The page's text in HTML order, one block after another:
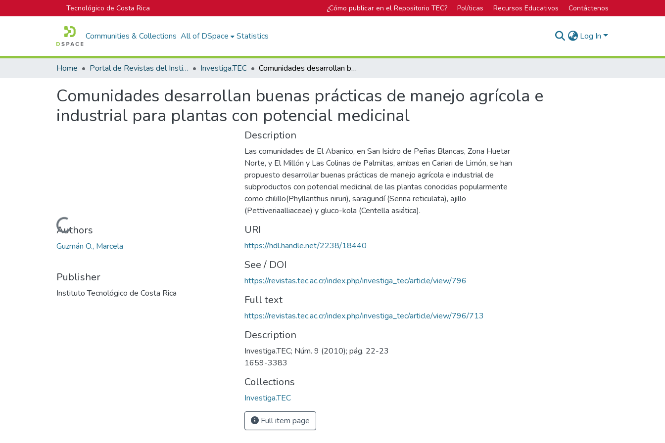
Tecnológico de Costa Rica ¿Cómo publicar en el Repositorio TEC? Políticas Recursos Educativos Contáctenos
Communities & Collections All of DSpace Statistics Log In
Home Portal de Revistas del Instituto Tecnológico de Costa Rica Investiga.TEC Comunidades desarrollan buenas prácticas de manejo agrícola e industrial para plantas con potencial medicinal
Comunidades desarrollan buenas prácticas de manejo agrícola e
industrial para plantas con potencial medicinal
Loading...
Authors
Guzmán O., Marcela
Publisher
Instituto Tecnológico de Costa Rica
Description
Las comunidades de El Abanico, en San Isidro de Peñas Blancas, Zona Huetar
Norte, y El Millón y Las Colinas de Palmitas, ambas en Cariari de Limón, se han
propuesto desarrollar buenas prácticas de manejo agrícola e industrial de
subproductos con potencial medicinal de las plantas conocidas popularmente
como chilillo(Phyllanthus niruri), saragundí (Senna reticulata), ajillo
(Pettiveriaalliaceae) y gluco-kola (Centella asiática).
URI
https://hdl.handle.net/2238/18440
See / DOI
https://revistas.tec.ac.cr/index.php/investiga_tec/article/view/796
Full text
https://revistas.tec.ac.cr/index.php/investiga_tec/article/view/796/713
Description
Investiga.TEC; Núm. 9 (2010); pág. 22-23
1659-3383
Collections
Investiga.TEC
Full item page